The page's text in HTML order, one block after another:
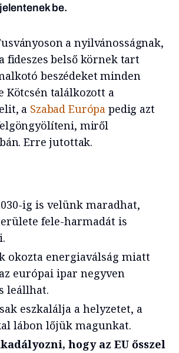
be.
a nyilvánosságnak,
fideszes belső körnek tart
beszédeket minden
Kötcsén találkozott a
a Szabad Európa pedig azt
miről
Erre jutottak.
ig is velünk maradhat,
fele-harmadát is
okozta energiaválság miatt
európai ipar negyven
leállhat.
eszkalálja a helyzetet, a
lábon lőjük magunkat.
hogy az EU ősszel